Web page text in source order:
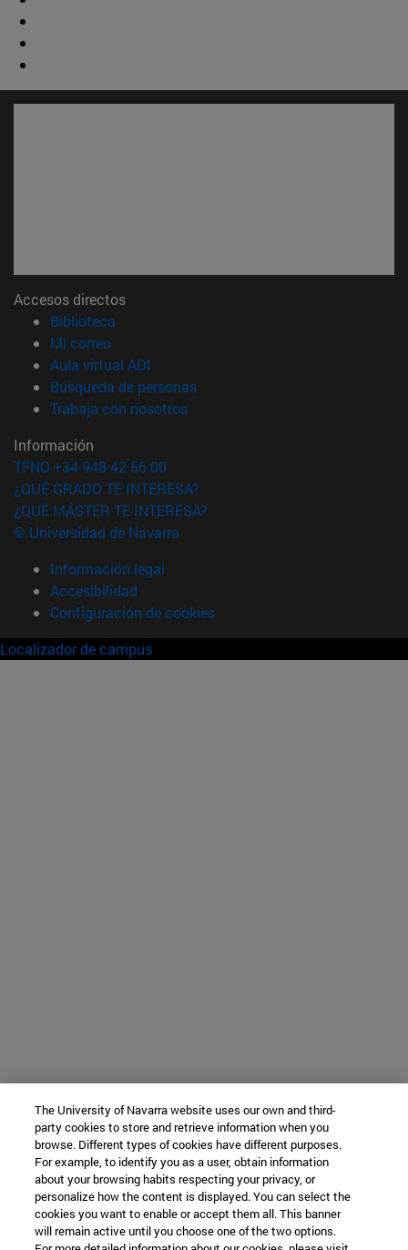
Accesos directos
Biblioteca
Mi correo(abre en nueva ventana)
Aula virtual ADI
Búsqueda de personas(abre en nueva ventana)
Trabaja con nosotros(abre en nueva ventana)
Información
TFNO +34 948 42 56 00
¿QUÉ GRADO TE INTERESA?
¿QUÉ MÁSTER TE INTERESA?
© Universidad de Navarra
Información legal
Accesibilidad
Configuración de cookies
Localizador de campus
The University of Navarra website uses our own and third-
party cookies to store and retrieve information when you
browse. Different types of cookies have different purposes.
For example, to identify you as a user, obtain information
about your browsing habits respecting your privacy, or
personalize how the content is displayed. You can select the
cookies you want to enable or accept them all. This banner
will remain active until you choose one of the two options.